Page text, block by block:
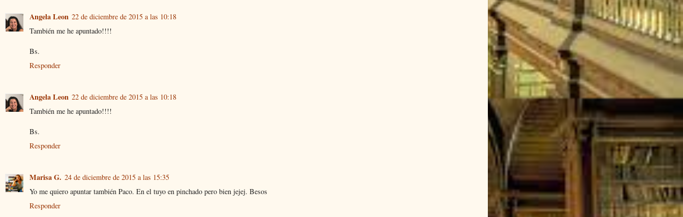
Angela Leon 22 de diciembre de 2015 a las 10:18
También me he apuntado!!!!
Bs.
Responder
Angela Leon 22 de diciembre de 2015 a las 10:18
También me he apuntado!!!!
Bs.
Responder
Marisa G. 24 de diciembre de 2015 a las 15:35
Yo me quiero apuntar también Paco. En el tuyo en pinchado pero bien jejej. Besos
Responder